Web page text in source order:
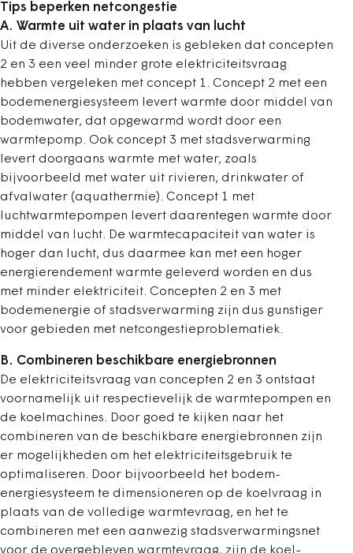
Tips beperken netcongestie
A. Warmte uit water in plaats van lucht
Uit de diverse onderzoeken is gebleken dat concepten
2 en 3 een veel minder grote elektriciteitsvraag
hebben vergeleken met concept 1. Concept 2 met een
bodemenergiesysteem levert warmte door middel van
bodemwater, dat opgewarmd wordt door een
warmtepomp. Ook concept 3 met stadsverwarming
levert doorgaans warmte met water, zoals
bijvoorbeeld met water uit rivieren, drinkwater of
afvalwater (aquathermie). Concept 1 met
luchtwarmtepompen levert daarentegen warmte door
middel van lucht. De warmtecapaciteit van water is
hoger dan lucht, dus daarmee kan met een hoger
energierendement warmte geleverd worden en dus
met minder elektriciteit. Concepten 2 en 3 met
bodemenergie of stadsverwarming zijn dus gunstiger
voor gebieden met netcongestieproblematiek.
B. Combineren beschikbare energiebronnen
De elektriciteitsvraag van concepten 2 en 3 ontstaat
voornamelijk uit respectievelijk de warmte­pompen en
de koelmachines. Door goed te kijken naar het
combineren van de beschikbare energiebronnen zijn
er mogelijkheden om het elektriciteitsgebruik te
optimaliseren. Door bijvoorbeeld het bodem­
energiesysteem te dimensioneren op de koelvraag in
plaats van de volledige warmtevraag, en het te
combineren met een aanwezig stadsverwarmingsnet